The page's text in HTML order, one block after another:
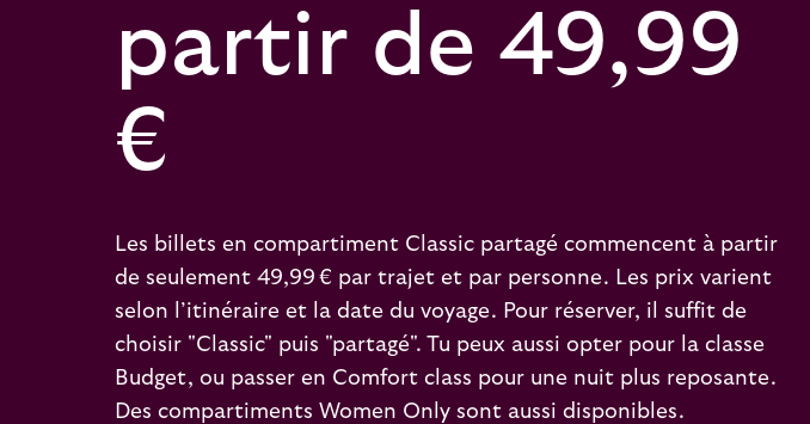
partir de 49,99
€
Les billets en compartiment Classic partagé commencent à partir
de seulement 49,99 € par trajet et par personne. Les prix varient
selon l’itinéraire et la date du voyage. Pour réserver, il suffit de
choisir "Classic" puis "partagé". Tu peux aussi opter pour la classe
Budget, ou passer en Comfort class pour une nuit plus reposante.
Des compartiments Women Only sont aussi disponibles.